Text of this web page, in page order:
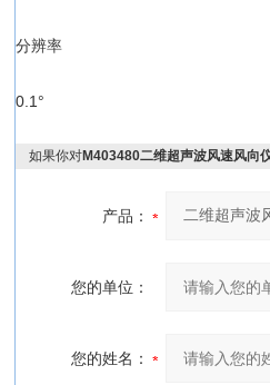
分辨率
0.1°
如果你对M403480二维超声波风速风向
产品：
您的单位：
您的姓名：